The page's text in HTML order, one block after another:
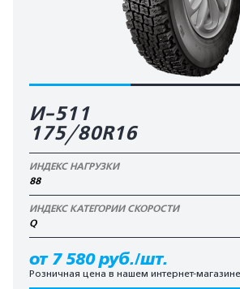
И-511
175/80R16
ИНДЕКС НАГРУЗКИ
88
ИНДЕКС КАТЕГОРИИ СКОРОСТИ
Q
от 7 580 руб./шт.
Розничная цена в нашем интернет-магазине